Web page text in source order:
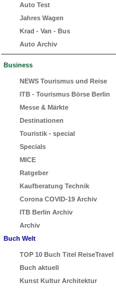
Auto Test
Jahres Wagen
Krad - Van - Bus
Auto Archiv
Business
NEWS Tourismus und Reise
ITB - Tourismus Börse Berlin
Messe & Märkte
Destinationen
Touristik - special
Specials
MICE
Ratgeber
Kaufberatung Technik
Corona COVID-19 Archiv
ITB Berlin Archiv
Archiv
Buch Welt
TOP 10 Buch Titel ReiseTravel
Buch aktuell
Kunst Kultur Architektur